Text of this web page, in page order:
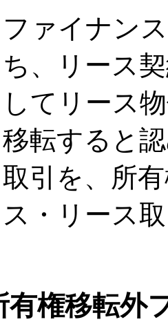
ファイナン
ち、リース
してリース
移転すると
取引を、所
ス・リース
有権移転外